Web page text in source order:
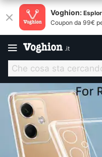
Voghion:
Coupon da 99€
.it